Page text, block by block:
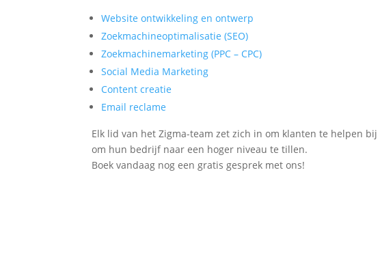
Website ontwikkeling en ontwerp
Zoekmachineoptimalisatie (SEO)
Zoekmachinemarketing (PPC – CPC)
Social Media Marketing
Content creatie
Email reclame
Elk lid van het Zigma-team zet zich in om klanten te helpen
om hun bedrijf naar een hoger niveau te tillen.
Boek vandaag nog een gratis gesprek met ons!